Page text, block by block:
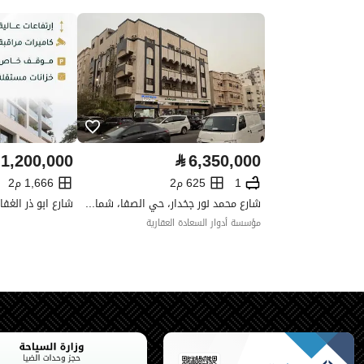
واجهة العقار
-
حدود واطوال العقار -
الضمانات والمدة
.
قنوات الاعلان
منصة مرخصة ،لوحة اعلانية
حدود العقار/الملكية
الشمالي
اسم قطعة
الشرقي
اسم شارع
⃁6,350,000
1
625 م2
شارع محمد نور جخدار، حي الصفا، شمال جدة، جدة
مؤسسة أدوار السعادة العقارية
1,200,000
1,666 م2